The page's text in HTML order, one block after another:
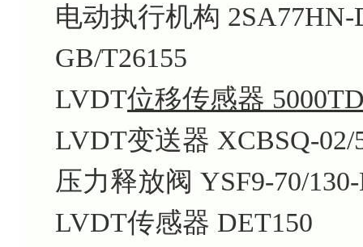
电动执行机构
GB/T26155
LVDT位移传感器
LVDT变送器 XCBSQ-02/
压力释放阀 YSF9-70/
LVDT传感器 DET150